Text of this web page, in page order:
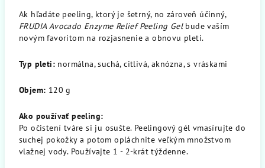
Ak hľadáte peeling, ktorý je šetrný, no zároveň účinný,
FRUDIA Avocado Enzyme Relief Peeling Gelbude vaším
novým favoritom na rozjasnenie a obnovu pleti.
Typ pleti: normálna, suchá, citlivá, aknózna, s vráskami
Objem: 120 g
Ako používať peeling:
Po očistení tváre si ju osušte. Peelingový gél vmasírujte do
suchej pokožky a potom opláchnite veľkým množstvom
vlažnej vody. Používajte 1 - 2-krát týždenne.